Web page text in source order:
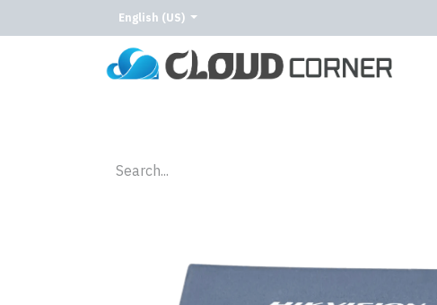
English (US)